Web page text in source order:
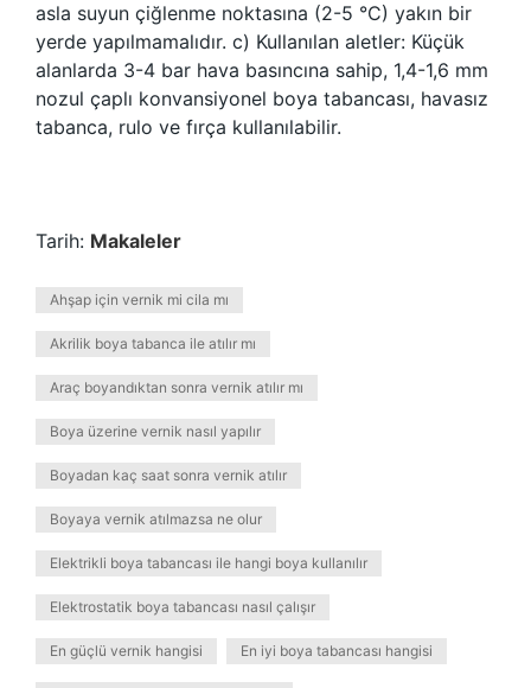
asla suyun çiğlenme noktasına (2-5 °C) yakın bir
yerde yapılmamalıdır. c) Kullanılan aletler: Küçük
alanlarda 3-4 bar hava basıncına sahip, 1,4-1,6 mm
nozul çaplı konvansiyonel boya tabancası, havasız
tabanca, rulo ve fırça kullanılabilir.
Tarih: Makaleler
Ahşap için vernik mi cila mı
Akrilik boya tabanca ile atılır mı
Araç boyandıktan sonra vernik atılır mı
Boya üzerine vernik nasıl yapılır
Boyadan kaç saat sonra vernik atılır
Boyaya vernik atılmazsa ne olur
Elektrikli boya tabancası ile hangi boya kullanılır
Elektrostatik boya tabancası nasıl çalışır
En güçlü vernik hangisi En iyi boya tabancası hangisi